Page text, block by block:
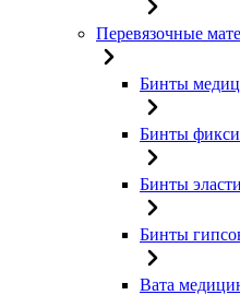
Перевязочные
Бинты
Бинты
Бинты
Бинты
Вата